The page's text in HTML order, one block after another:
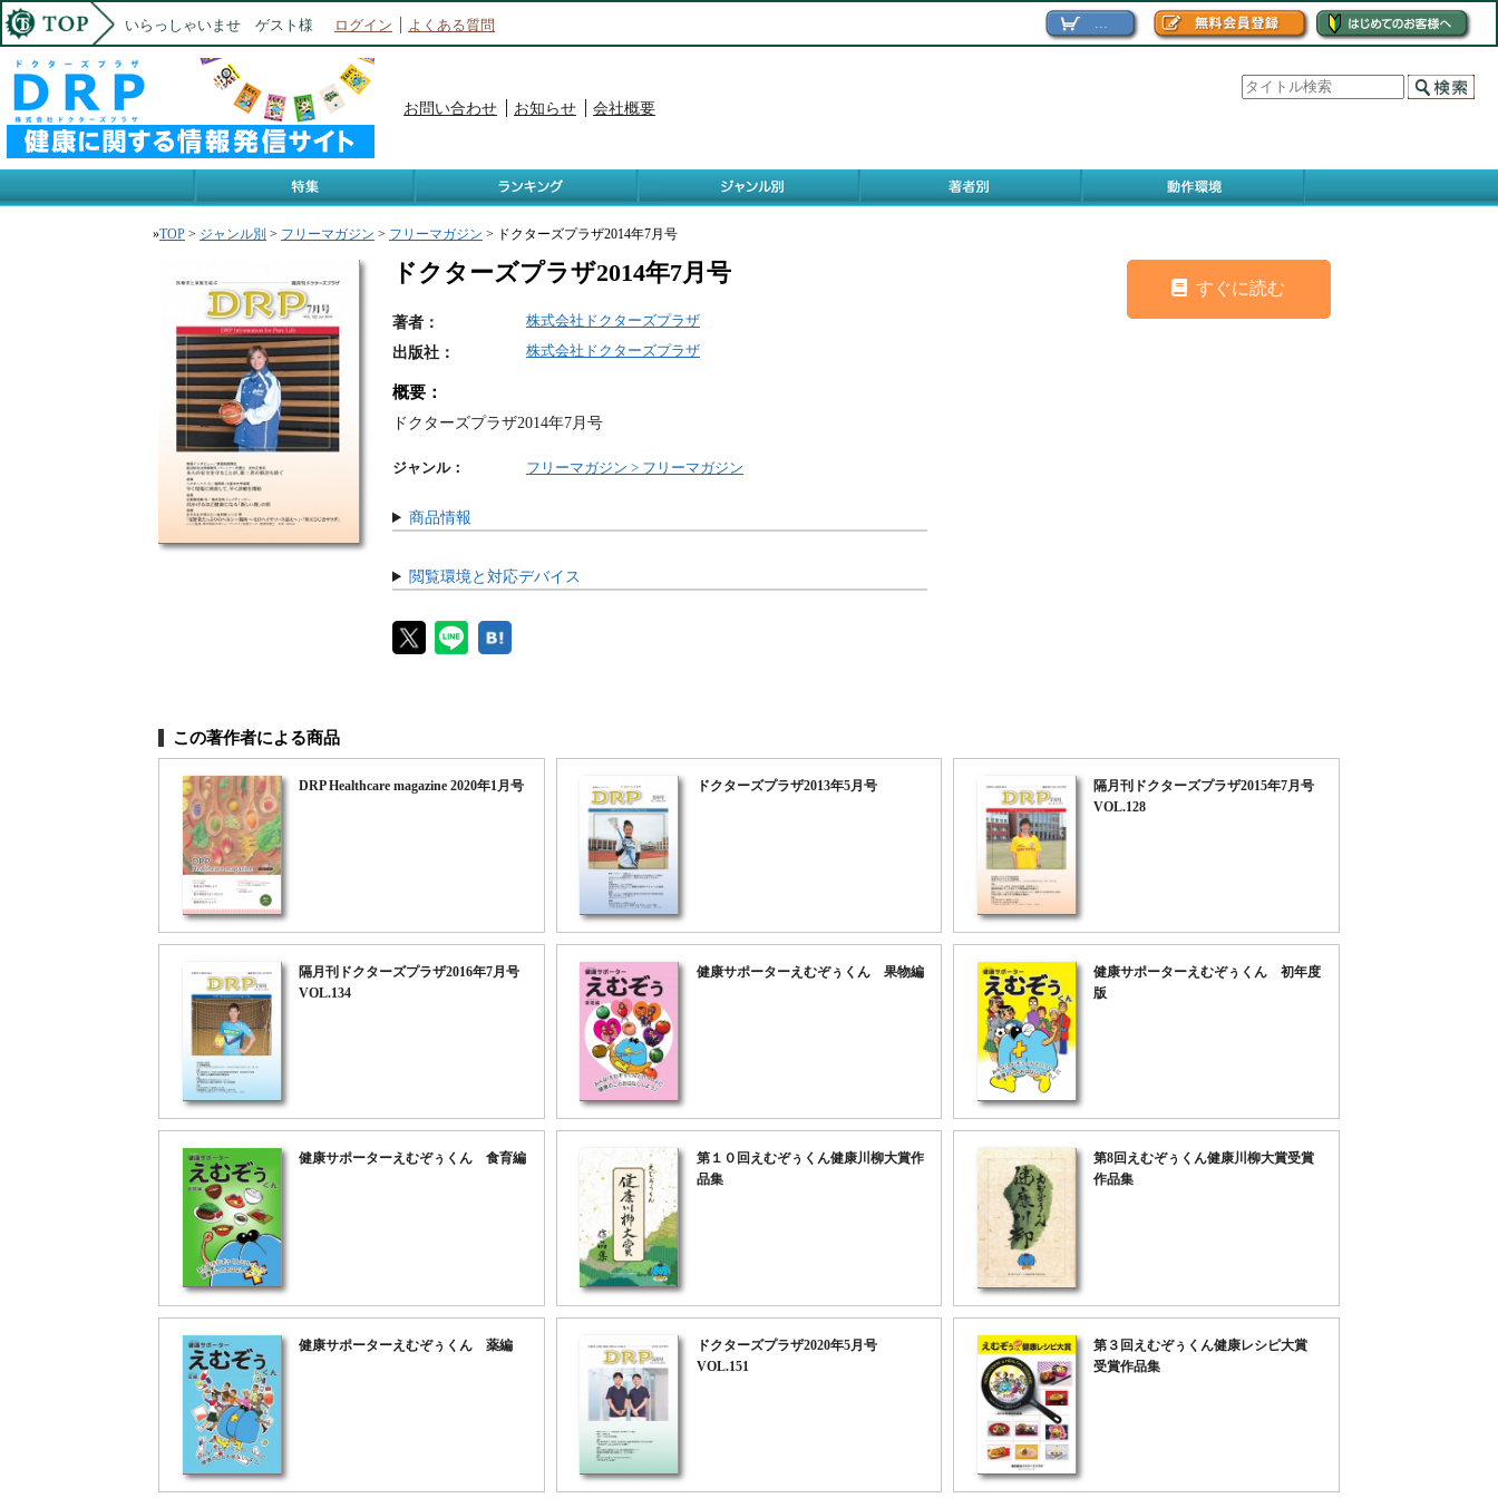
いらっしゃいませ ゲスト様 ログイン よくある質問
お問い合わせ お知らせ 会社概要
»TOP > ジャンル別 > フリーマガジン > フリーマガジン > ドクターズプラザ2014年7月号
ドクターズプラザ2014年7月号
著者： 株式会社ドクターズプラザ
出版社： 株式会社ドクターズプラザ
概要：
ドクターズプラザ2014年7月号
ジャンル： フリーマガジン > フリーマガジン
商品情報
閲覧環境と対応デバイス
すぐに読む
この著作者による商品
DRP Healthcare magazine 2020年1月号 ドクターズプラザ2013年5月号
隔月刊ドクターズプラザ2015年7月号
VOL.128
隔月刊ドクターズプラザ2016年7月号
VOL.134
健康サポーターえむぞぅくん 果物編
健康サポーターえむぞぅくん 初年度
版
健康サポーターえむぞぅくん 食育編
第１０回えむぞぅくん健康川柳大賞作
品集
第8回えむぞぅくん健康川柳大賞受賞
作品集
健康サポーターえむぞぅくん 薬編
ドクターズプラザ2020年5月号
VOL.151
第３回えむぞぅくん健康レシピ大賞
受賞作品集